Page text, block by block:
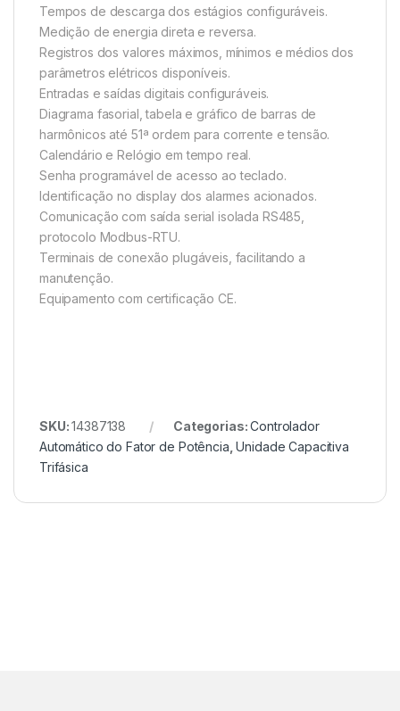
Tempos de descarga dos estágios configuráveis.
Medição de energia direta e reversa.
Registros dos valores máximos, mínimos e médios dos
parâmetros elétricos disponíveis.
Entradas e saídas digitais configuráveis.
Diagrama fasorial, tabela e gráfico de barras de
harmônicos até 51ª ordem para corrente e tensão.
Calendário e Relógio em tempo real.
Senha programável de acesso ao teclado.
Identificação no display dos alarmes acionados.
Comunicação com saída serial isolada RS485,
protocolo Modbus-RTU.
Terminais de conexão plugáveis, facilitando a
manutenção.
Equipamento com certificação CE.
SKU:14387138 Categorias:Controlador
Automático do Fator de Potência ,Unidade Capacitiva
Trifásica